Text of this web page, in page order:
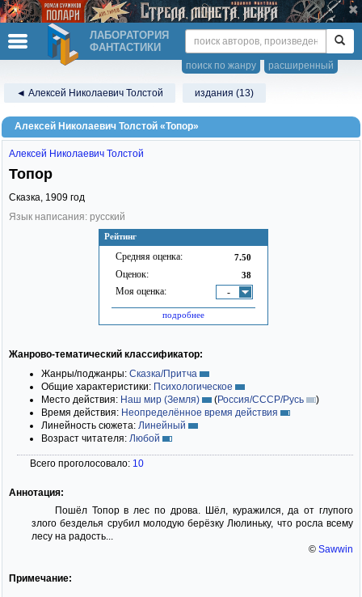
ЛАБОРАТОРИЯ
ФАНТАСТИКИ
расширенный
поиск по жанру
◄ Алексей Николаевич Толстой издания (13)
Алексей Николаевич Толстой «Топор»
Рейтинг
Средняя оценка: 7.50
Оценок: 38
Моя оценка: -
подробнее
Алексей Николаевич Толстой
Топор
Сказка, 1909 год
Язык написания: русский
Жанрово-тематический классификатор:
Жанры/поджанры: Сказка/Притча
Общие характеристики: Психологическое
Место действия: Наш мир (Земля) (Россия/СССР/Русь
)
Время действия: Неопределённое время действия
Линейность сюжета: Линейный
Возраст читателя: Любой
Всего проголосовало: 10
Аннотация:
Пошёл Топор в лес по дрова. Шёл, куражился, да от глупого
злого безделья срубил молодую берёзку Люлиньку, что росла всему
лесу на радость...
© Sawwin
Примечание: